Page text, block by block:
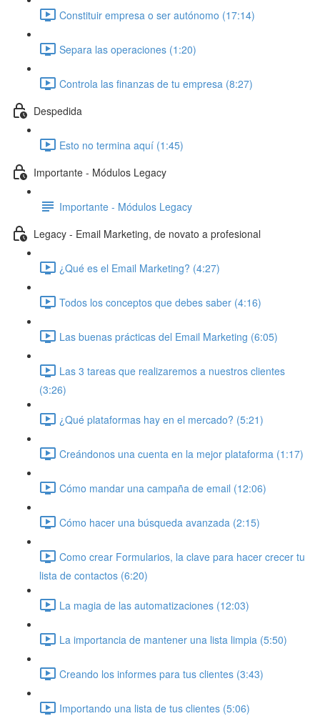
Constituir empresa o ser autónomo (17:14)
Separa las operaciones (1:20)
Controla las finanzas de tu empresa (8:27)
Despedida
Esto no termina aquí (1:45)
Importante - Módulos Legacy
Importante - Módulos Legacy
Legacy - Email Marketing, de novato a profesional
¿Qué es el Email Marketing? (4:27)
Todos los conceptos que debes saber (4:16)
Las buenas prácticas del Email Marketing (6:05)
Las 3 tareas que realizaremos a nuestros clientes
(3:26)
¿Qué plataformas hay en el mercado? (5:21)
Creándonos una cuenta en la mejor plataforma (1:17)
Cómo mandar una campaña de email (12:06)
Cómo hacer una búsqueda avanzada (2:15)
Como crear Formularios, la clave para hacer crecer tu
lista de contactos (6:20)
La magia de las automatizaciones (12:03)
La importancia de mantener una lista limpia (5:50)
Creando los informes para tus clientes (3:43)
Importando una lista de tus clientes (5:06)